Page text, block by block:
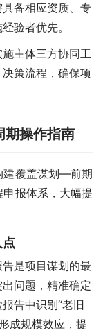
备相应资质、专
验者优先。
主体三方协同工
策流程，确保项
期操作指南
建覆盖谋划—前期
报体系，大幅提
点
是项目谋划的最
问题，精准确定
告中识别“老旧
成规模效应，提